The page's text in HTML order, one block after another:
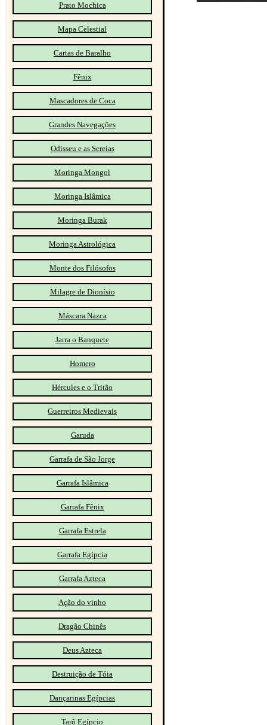
Prato Mochica
Mapa Celestial
Cartas de Baralho
Fênix
Mascadores de Coca
Grandes Navegações
Odisseu e as Sereias
Moringa Mongol
Moringa Islâmica
Moringa Burak
Moringa Astrológica
Monte dos Filósofos
Milagre de Dionísio
Máscara Nazca
Jarra o Banquete
Homero
Hércules e o Tritão
Guerreiros Medievais
Garuda
Garrafa de São Jorge
Garrafa Islâmica
Garrafa Fênix
Garrafa Estrela
Garrafa Egípcia
Garrafa Azteca
Ação do vinho
Dragão Chinês
Deus Azteca
Destruição de Tóia
Dançarinas Egípcias
Tarô Egípcio